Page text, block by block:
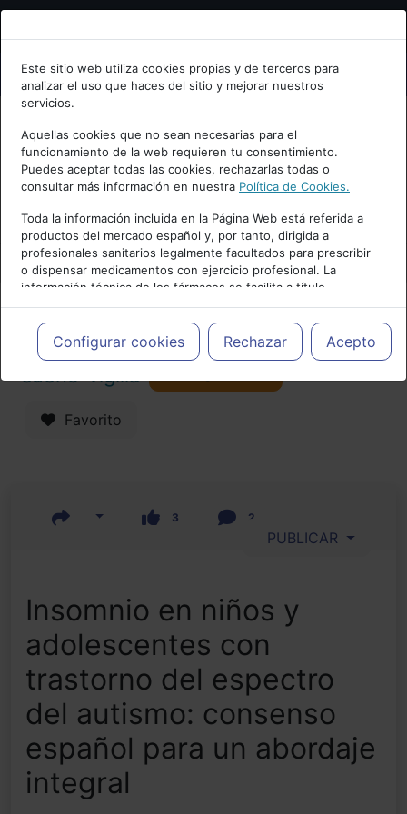
Bienvenid@ a psiquiatria.com
Escribe tu Email
Accede o regístrate con tu email.
Cancelar
Este sitio web utiliza cookies propias y de terceros para
analizar el uso que haces del sitio y mejorar nuestros
servicios.
Aquellas cookies que no sean necesarias para el
funcionamiento de la web requieren tu consentimiento.
Puedes aceptar todas las cookies, rechazarlas todas o
consultar más información en nuestra Política de Cookies.
Toda la información incluida en la Página Web está referida a
productos del mercado español y, por tanto, dirigida a
profesionales sanitarios legalmente facultados para prescribir
o dispensar medicamentos con ejercicio profesional. La
información técnica de los fármacos se facilita a título
meramente informativo, siendo responsabilidad de los
profesionales facultados prescribir medicamentos y decidir, en
cada caso concreto, el tratamiento más adecuado a las
necesidades del paciente.
Configurar cookies Rechazar Acepto
Actualidad y Artículos|Trastornos del
sueño-vigilia
Favorito
3 2
PUBLICAR
Insomnio en niños y
adolescentes con
trastorno del espectro
del autismo: consenso
español para un abordaje
integral